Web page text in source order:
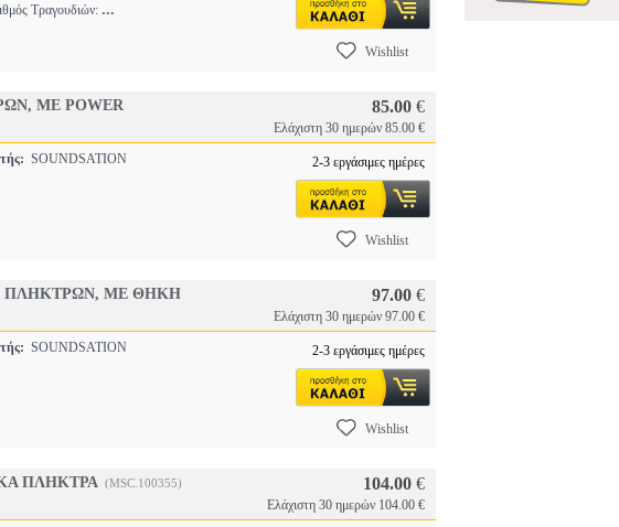
Τραγουδιών: ...
Wishlist
ΜΕ POWER
85.00 €
Ελάχιστη 30 ημερών 85.00 €
SOUNDSATION 2-3 εργάσιμες ημέρες
Wishlist
49 ΠΛΗΚΤΡΩΝ, ΜΕ ΘΗΚΗ
97.00 €
Ελάχιστη 30 ημερών 97.00 €
SOUNDSATION 2-3 εργάσιμες ημέρες
Wishlist
ΠΛΗΚΤΡΑ (MSC.100355) 104.00 €
Ελάχιστη 30 ημερών 104.00 €